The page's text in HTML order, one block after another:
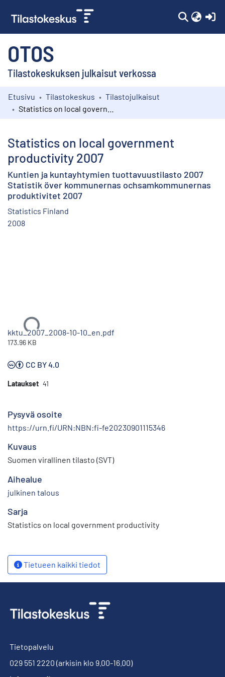
OTOS
Tilastokeskuksen julkaisut verkossa
Kokoelmat
Etusivu Tilastokeskus
Tilastojulkaisut
Statistics on local government
productivity 2007
Kuntien ja kuntayhtymien tuottavuustilasto 2007
Statistik över kommunernas ochsamkommunernas
produktivitet 2007
Statistics Finland
2008
Ladataan...
kktu_2007_2008-10-10_en.pdf
173.96 KB
CC BY 4.0
Lataukset 41
Pysyvä osoite
https://urn.fi/URN:NBN:fi-fe20230901115346
Kuvaus
Suomen virallinen tilasto (SVT)
Aihealue
julkinen talous
Sarja
Statistics on local government productivity
Tietueen kaikki tiedot
Tietopalvelu
029 551 2220 (arkisin klo 9.00-16.00)